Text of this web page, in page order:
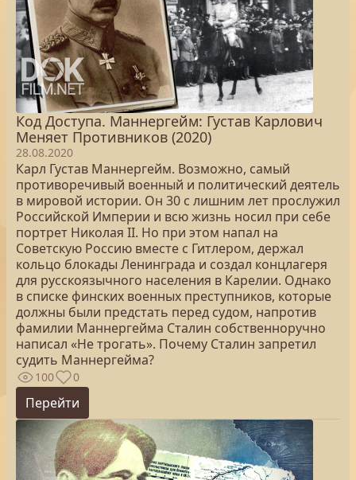
Код Доступа. Маннергейм: Густав Карлович
Меняет Противников (2020)
28.08.2020
Карл Густав Маннергейм. Возможно, самый
противоречивый военный и политический деятель
в мировой истории. Он 30 с лишним лет прослужил
Российской Империи и всю жизнь носил при себе
портрет Николая II. Но при этом напал на
Советскую Россию вместе с Гитлером, держал
кольцо блокады Ленинграда и создал концлагеря
для русскоязычного населения в Карелии. Однако
в списке финских военных преступников, которые
должны были предстать перед судом, напротив
фамилии Маннергейма Сталин собственноручно
написал «Не трогать». Почему Сталин запретил
судить Маннергейма?
100 0
Перейти